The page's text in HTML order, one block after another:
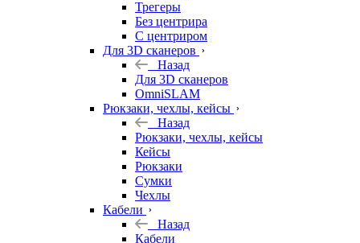
Трегеры
Без центрира
С центриром
Для 3D сканеров
Назад
Для 3D сканеров
OmniSLAM
Рюкзаки, чехлы, кейсы
Назад
Рюкзаки, чехлы, кейсы
Кейсы
Рюкзаки
Сумки
Чехлы
Кабели
Назад
Кабели